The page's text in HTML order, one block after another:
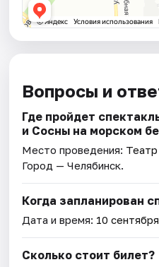
Вопросы и
Где пройдет
и Сосны на морском
Место проведения:
Город — Челябинск.
Когда запланирован
Дата и время: 10
Сколько стоит билет?